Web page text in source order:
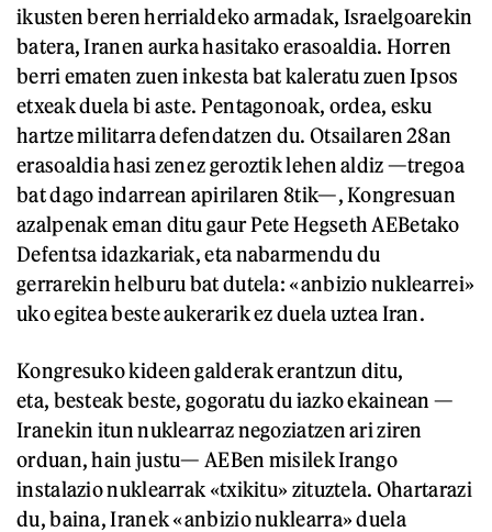
ikusten beren herrialdeko armadak, Israelgoarekin
batera, Iranen aurka hasitako erasoaldia. Horren
berri ematen zuen inkesta bat kaleratu zuen Ipsos
etxeak duela bi aste. Pentagonoak, ordea, esku
hartze militarra defendatzen du. Otsailaren 28an
erasoaldia hasi zenez geroztik lehen aldiz —tregoa
bat dago indarrean apirilaren 8tik—, Kongresuan
azalpenak eman ditu gaur Pete Hegseth AEBetako
Defentsa idazkariak, eta nabarmendu du
gerrarekin helburu bat dutela: «anbizio nuklearrei»
uko egitea beste aukerarik ez duela uztea Iran.
Kongresuko kideen galderak erantzun ditu,
eta, besteak beste, gogoratu du iazko ekainean —
Iranekin itun nuklearraz negoziatzen ari ziren
orduan, hain justu— AEBen misilek Irango
instalazio nuklearrak «txikitu» zituztela. Ohartarazi
du, baina, Iranek «anbizio nuklearra» duela